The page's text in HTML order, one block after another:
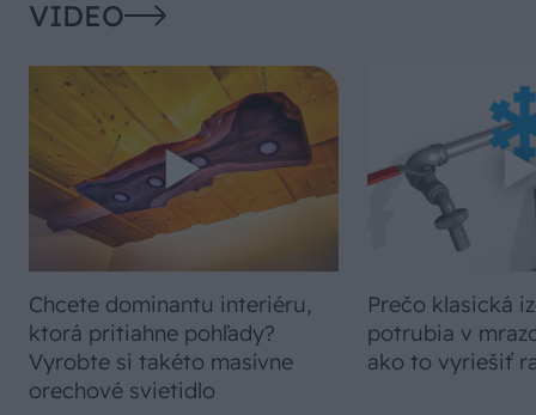
VIDEO
Chcete dominantu interiéru,
ktorá pritiahne pohľady?
Vyrobte si takéto masívne
orechové svietidlo
Prečo klasická
potrubia v
ako to vyriešiť